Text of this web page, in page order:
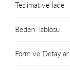
Teslimat ve İade
Beden Tablosu
Form ve Detaylar